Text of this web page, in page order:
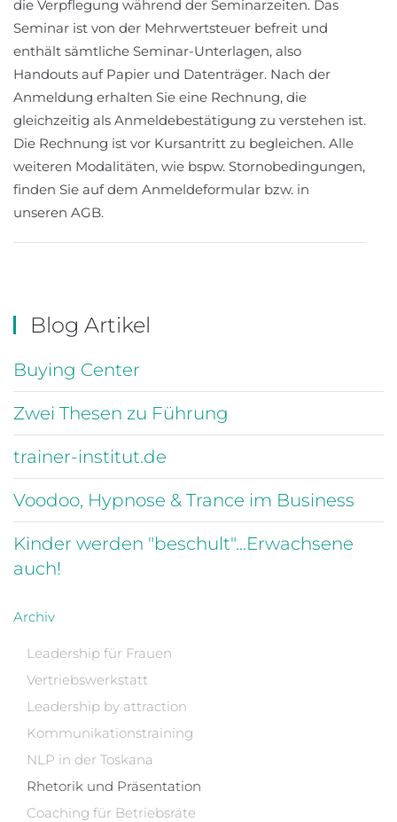
die Verpflegung während der Seminarzeiten. Das
Seminar ist von der Mehrwertsteuer befreit und
enthält sämtliche Seminar-Unterlagen, also
Handouts auf Papier und Datenträger. Nach der
Anmeldung erhalten Sie eine Rechnung, die
gleichzeitig als Anmeldebestätigung zu verstehen ist.
Die Rechnung ist vor Kursantritt zu begleichen. Alle
weiteren Modalitäten, wie bspw. Stornobedingungen,
finden Sie auf dem Anmeldeformular bzw. in
unseren AGB.
Blog Artikel
Buying Center
Zwei Thesen zu Führung
trainer-institut.de
Voodoo, Hypnose & Trance im Business
Kinder werden "beschult"...Erwachsene
auch!
Archiv
Leadership für Frauen
Vertriebswerkstatt
Leadership by attraction
Kommunikationstraining
NLP in der Toskana
Rhetorik und Präsentation
Coaching für Betriebsräte